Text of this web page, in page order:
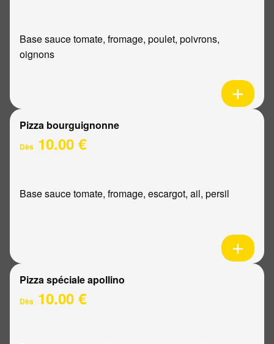
Base sauce tomate, fromage, poulet, poivrons,
oignons
Pizza bourguignonne
Dès 10.00 €
Base sauce tomate, fromage, escargot, ail, persil
Pizza spéciale apollino
Dès 10.00 €